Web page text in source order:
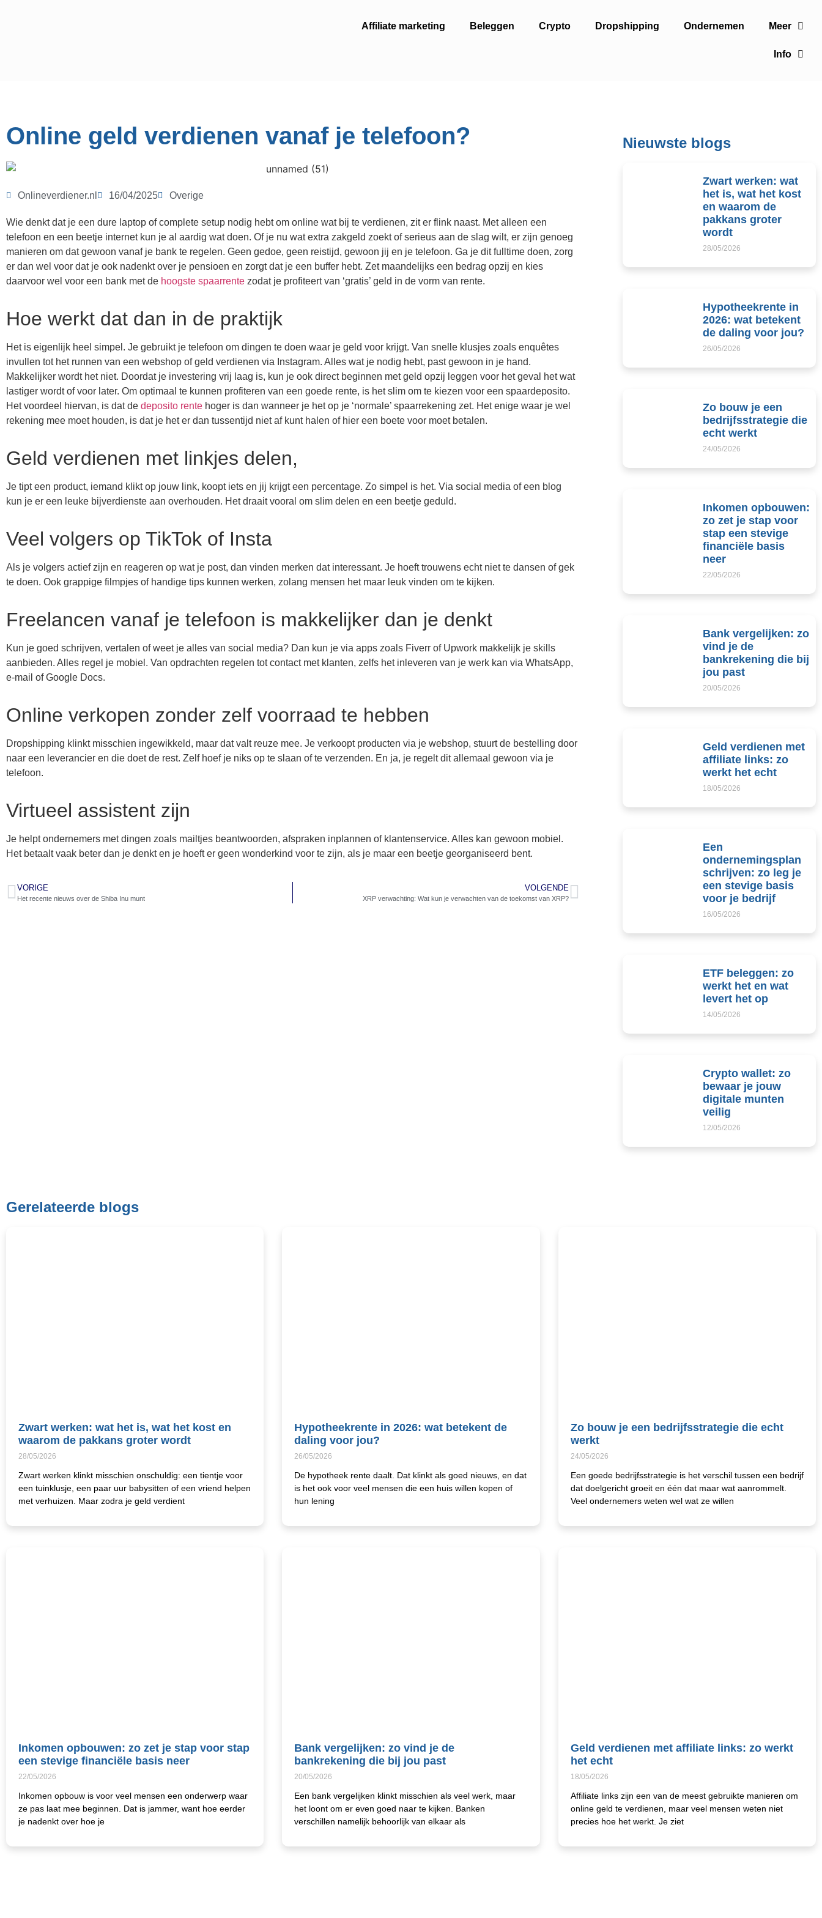
Affiliate marketing Beleggen Crypto Dropshipping Ondernemen Meer
Info
Online geld verdienen vanaf je telefoon?
Onlineverdiener.nl 16/04/2025 Overige
Wie denkt dat je een dure laptop of complete setup nodig hebt om online wat bij te verdienen, zit er flink naast. Met alleen een
telefoon en een beetje internet kun je al aardig wat doen. Of je nu wat extra zakgeld zoekt of serieus aan de slag wilt, er zijn genoeg
manieren om dat gewoon vanaf je bank te regelen. Geen gedoe, geen reistijd, gewoon jij en je telefoon. Ga je dit fulltime doen, zorg
er dan wel voor dat je ook nadenkt over je pensioen en zorgt dat je een buffer hebt. Zet maandelijks een bedrag opzij en kies
daarvoor wel voor een bank met de hoogste spaarrente zodat je profiteert van ‘gratis’ geld in de vorm van rente.
Hoe werkt dat dan in de praktijk
Het is eigenlijk heel simpel. Je gebruikt je telefoon om dingen te doen waar je geld voor krijgt. Van snelle klusjes zoals enquêtes
invullen tot het runnen van een webshop of geld verdienen via Instagram. Alles wat je nodig hebt, past gewoon in je hand.
Makkelijker wordt het niet. Doordat je investering vrij laag is, kun je ook direct beginnen met geld opzij leggen voor het geval het wat
lastiger wordt of voor later. Om optimaal te kunnen profiteren van een goede rente, is het slim om te kiezen voor een spaardeposito.
Het voordeel hiervan, is dat de deposito rente hoger is dan wanneer je het op je ‘normale’ spaarrekening zet. Het enige waar je wel
rekening mee moet houden, is dat je het er dan tussentijd niet af kunt halen of hier een boete voor moet betalen.
Geld verdienen met linkjes delen,
Je tipt een product, iemand klikt op jouw link, koopt iets en jij krijgt een percentage. Zo simpel is het. Via social media of een blog
kun je er een leuke bijverdienste aan overhouden. Het draait vooral om slim delen en een beetje geduld.
Veel volgers op TikTok of Insta
Als je volgers actief zijn en reageren op wat je post, dan vinden merken dat interessant. Je hoeft trouwens echt niet te dansen of gek
te doen. Ook grappige filmpjes of handige tips kunnen werken, zolang mensen het maar leuk vinden om te kijken.
Freelancen vanaf je telefoon is makkelijker dan je denkt
Kun je goed schrijven, vertalen of weet je alles van social media? Dan kun je via apps zoals Fiverr of Upwork makkelijk je skills
aanbieden. Alles regel je mobiel. Van opdrachten regelen tot contact met klanten, zelfs het inleveren van je werk kan via WhatsApp,
e-mail of Google Docs.
Online verkopen zonder zelf voorraad te hebben
Dropshipping klinkt misschien ingewikkeld, maar dat valt reuze mee. Je verkoopt producten via je webshop, stuurt de bestelling door
naar een leverancier en die doet de rest. Zelf hoef je niks op te slaan of te verzenden. En ja, je regelt dit allemaal gewoon via je
telefoon.
Virtueel assistent zijn
Je helpt ondernemers met dingen zoals mailtjes beantwoorden, afspraken inplannen of klantenservice. Alles kan gewoon mobiel.
Het betaalt vaak beter dan je denkt en je hoeft er geen wonderkind voor te zijn, als je maar een beetje georganiseerd bent.
VORIGE
Het recente nieuws over de Shiba Inu munt
VOLGENDE
XRP verwachting: Wat kun je verwachten van de toekomst van XRP?
Nieuwste blogs
Zwart werken: wat
het is, wat het kost
en waarom de
pakkans groter
wordt
28/05/2026
Hypotheekrente in
2026: wat betekent
de daling voor jou?
26/05/2026
Zo bouw je een
bedrijfsstrategie die
echt werkt
24/05/2026
Inkomen opbouwen:
zo zet je stap voor
stap een stevige
financiële basis
neer
22/05/2026
Bank vergelijken: zo
vind je de
bankrekening die bij
jou past
20/05/2026
Geld verdienen met
affiliate links: zo
werkt het echt
18/05/2026
Een
ondernemingsplan
schrijven: zo leg je
een stevige basis
voor je bedrijf
16/05/2026
ETF beleggen: zo
werkt het en wat
levert het op
14/05/2026
Crypto wallet: zo
bewaar je jouw
digitale munten
veilig
12/05/2026
Gerelateerde blogs
Zwart werken: wat het is, wat het kost en
waarom de pakkans groter wordt
28/05/2026
Zwart werken klinkt misschien onschuldig: een tientje voor
een tuinklusje, een paar uur babysitten of een vriend helpen
met verhuizen. Maar zodra je geld verdient
Hypotheekrente in 2026: wat betekent de
daling voor jou?
26/05/2026
De hypotheek rente daalt. Dat klinkt als goed nieuws, en dat
is het ook voor veel mensen die een huis willen kopen of
hun lening
Zo bouw je een bedrijfsstrategie die echt
werkt
24/05/2026
Een goede bedrijfsstrategie is het verschil tussen een bedrijf
dat doelgericht groeit en één dat maar wat aanrommelt.
Veel ondernemers weten wel wat ze willen
Inkomen opbouwen: zo zet je stap voor stap
een stevige financiële basis neer
22/05/2026
Inkomen opbouw is voor veel mensen een onderwerp waar
ze pas laat mee beginnen. Dat is jammer, want hoe eerder
je nadenkt over hoe je
Bank vergelijken: zo vind je de
bankrekening die bij jou past
20/05/2026
Een bank vergelijken klinkt misschien als veel werk, maar
het loont om er even goed naar te kijken. Banken
verschillen namelijk behoorlijk van elkaar als
Geld verdienen met affiliate links: zo werkt
het echt
18/05/2026
Affiliate links zijn een van de meest gebruikte manieren om
online geld te verdienen, maar veel mensen weten niet
precies hoe het werkt. Je ziet